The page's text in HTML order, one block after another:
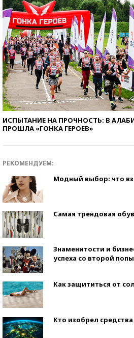
ИСПЫТАНИЕ НА ПРОЧНОСТЬ: В
ПРОШЛА «ГОНКА ГЕРОЕВ»
РЕКОМЕНДУЕМ:
Модный выбор: что
Самая трендовая
Знаменитости и
успеха со второй
Как защититься от
Кто изобрел средства